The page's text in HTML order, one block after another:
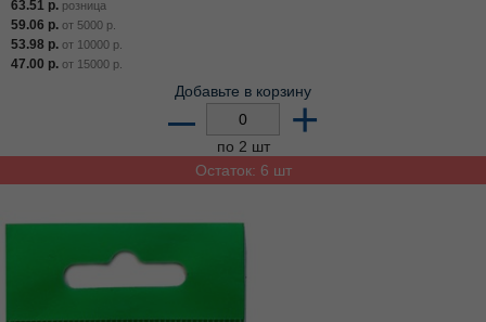
63.51 р. розница
59.06 р. от 5000 р.
53.98 р. от 10000 р.
47.00 р. от 15000 р.
Добавьте в корзину
– +
по 2 шт
Остаток: 6 шт